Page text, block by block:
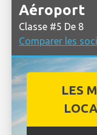
Aéroport
Classe #5 De 8
Comparer les
LES